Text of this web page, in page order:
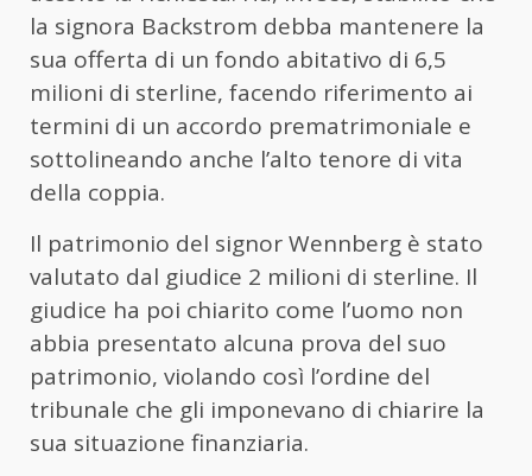
la signora Backstrom debba mantenere la
sua offerta di un fondo abitativo di 6,5
milioni di sterline, facendo riferimento ai
termini di un accordo prematrimoniale e
sottolineando anche l’alto tenore di vita
della coppia.
Il patrimonio del signor Wennberg è stato
valutato dal giudice 2 milioni di sterline. Il
giudice ha poi chiarito come l’uomo non
abbia presentato alcuna prova del suo
patrimonio, violando così l’ordine del
tribunale che gli imponevano di chiarire la
sua situazione finanziaria.